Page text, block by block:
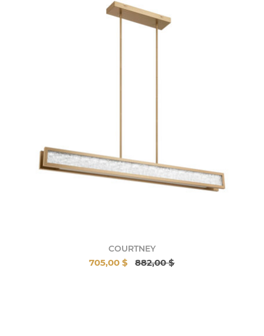
COURTNEY
705,00 $ 882,00 $